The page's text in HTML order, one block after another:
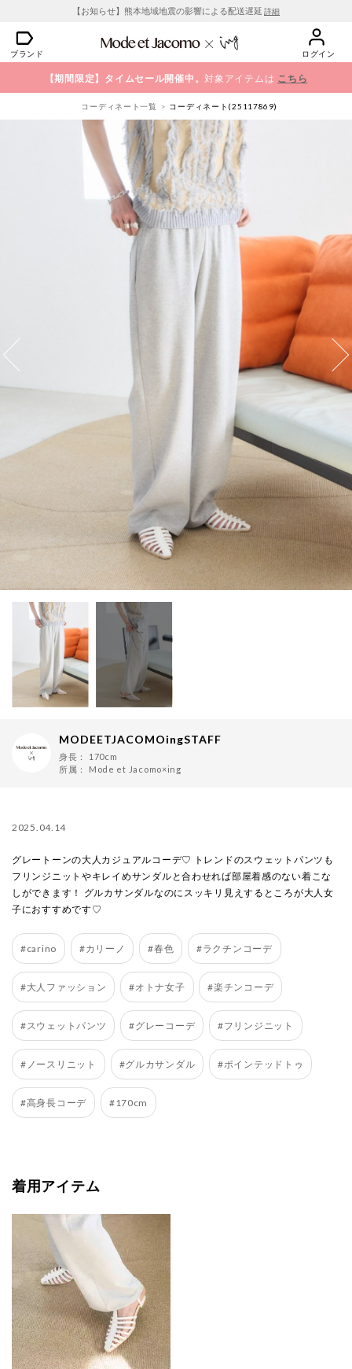
【お知らせ】熊本地域地震の影響による配送遅延 詳細
ブランド ログイン
【期間限定】タイムセール開催中。対象アイテムは こちら
コーディネート一覧 コーディネート(25117869)
MODEETJACOMOingSTAFF
身長：
170cm
所属： Mode et Jacomo×ing
2025.04.14
グレートーンの大人カジュアルコーデ♡ トレンドのスウェットパンツも
フリンジニットやキレイめサンダルと合わせれば部屋着感のない着こな
しができます！ グルカサンダルなのにスッキリ見えするところが大人女
子におすすめです♡
#carino #カリーノ #春色 #ラクチンコーデ
#大人ファッション #オトナ女子 #楽チンコーデ
#スウェットパンツ #グレーコーデ #フリンジニット
#ノースリニット #グルカサンダル #ポインテッドトゥ
#高身長コーデ #170cm
着用アイテム